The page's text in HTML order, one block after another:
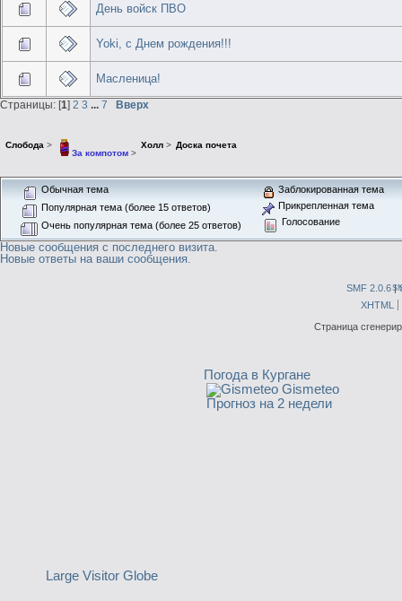
День войск ПВО
Yoki, с Днем рождения!!!
Масленица!
Страницы: [1] 2 3 ... 7 Вверх
Слобода >
За компотом>
Холл> Доска почета
Обычная тема
Популярная тема (более 15 ответов)
Очень популярная тема (более 25 ответов)
Заблокированная тема
Прикрепленная тема
Голосование
Новые сообщения с последнего визита.
Новые ответы на ваши сообщения.
SMF 2.0.6|
XHTML
Страница
Large Visitor Globe
Погода в Кургане
Gismeteo
Прогноз на 2 недели